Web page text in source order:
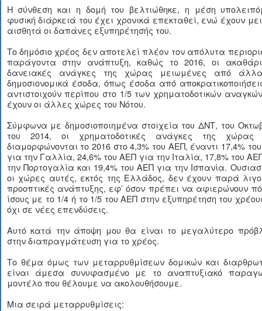
Η σύνθεση και η δομή του βελτιώθηκε, η μέση
φυσική διάρκειά του έχει χρονικά επεκταθεί, ενώ έχουν
αισθητά οι δαπάνες εξυπηρέτησής του.
Το δημόσιο χρέος δεν αποτελεί πλέον τον απόλυτα
παράγοντα στην ανάπτυξη, καθώς το 2016, οι
δανειακές ανάγκες της χώρας μειωμένες από
δημοσιονομικά έσοδα, όπως έσοδα από
αντιστοιχούν περίπου στο 1/5 των χρηματοδοτικών
έχουν οι άλλες χώρες του Νότου.
Σύμφωνα με δημοσιοποιημένα στοιχεία του ΔΝΤ, του
του 2014, οι χρηματοδοτικές ανάγκες της
διαμορφώνονται το 2016 στο 4,3% του ΑΕΠ, έναντι 17,4%
για την Γαλλία, 24,6% του ΑΕΠ για την Ιταλία, 17,8% του
την Πορτογαλία και 19,4% του ΑΕΠ για την Ισπανία.
οι χώρες αυτές, εκτός της Ελλάδος, δεν έχουν παρά
προοπτικές ανάπτυξης, εφ’ όσον πρέπει να αφιερώνουν
ίσους με το 1/4 ή το 1/5 του ΑΕΠ στην εξυπηρέτηση του
όχι σε νέες επενδύσεις.
Αυτό κατά την άποψη μου θα είναι το μεγαλύτερο
στην διαπραγμάτευση για το χρέος.
Το θέμα όμως των μεταρρυθμίσεων δομικών και
είναι άμεσα συνυφασμένο με το αναπτυξιακό
μοντέλο που θέλουμε να ακολουθήσουμε.
Μια σειρά μεταρρυθμίσεις: